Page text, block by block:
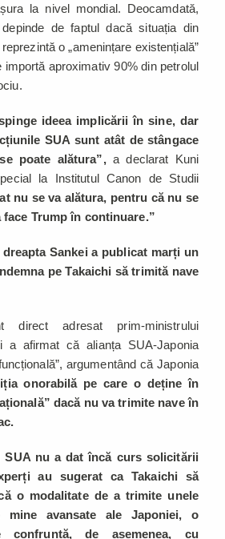
la nivel mondial. Deocamdată,
de faptul dacă situația din
o „amenințare existențială”
importă aproximativ 90% din petrolul
ideea implicării în sine, dar
SUA sunt atât de stângace
poate alătura”,a declarat Kuni
la Institutul Canon de Studii
nu se va alătura, pentru că nu se
Trump în continuare.”
Sankei a publicat marți un
pe Takaichi să trimită nave
direct adresat prim-ministrului
a afirmat că alianța SUA-Japonia
argumentând că Japonia
onorabilă pe care o deține în
dacă nu va trimite nave în
SUA nu a dat încă curs solicitării
au sugerat ca Takaichi să
o modalitate de a trimite unele
mine avansate ale Japoniei, o
confruntă, de asemenea, cu